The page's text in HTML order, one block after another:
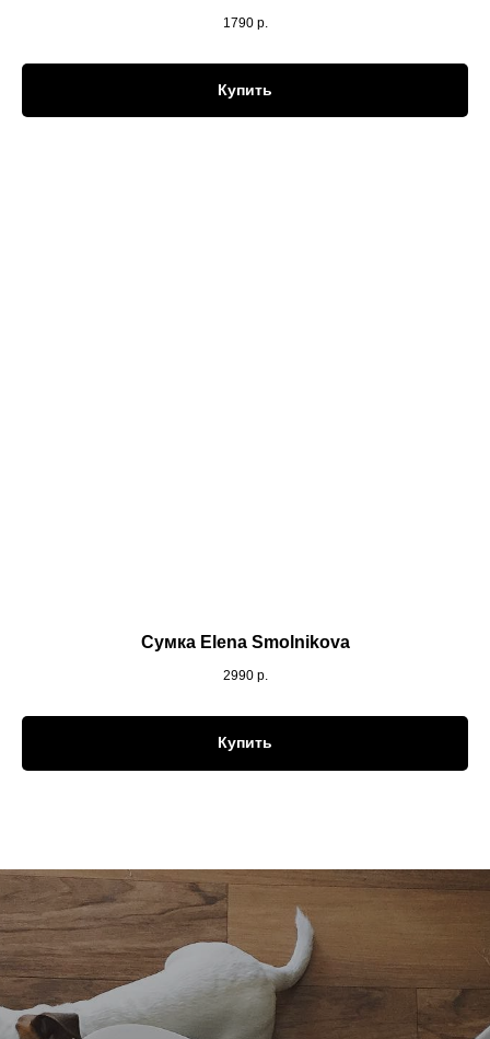
1790 р.
Купить
Сумка Elena Smolnikova
2990 р.
Купить